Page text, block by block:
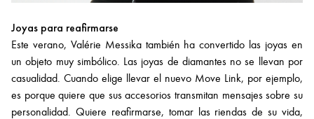
Joyas para reafirmarse
Este verano, Valérie Messika también ha convertido las joyas en
un objeto muy simbólico. Las joyas de diamantes no se llevan por
casualidad. Cuando elige llevar el nuevo Move Link, por ejemplo,
es porque quiere que sus accesorios transmitan mensajes sobre su
personalidad. Quiere reafirmarse, tomar las riendas de su vida,